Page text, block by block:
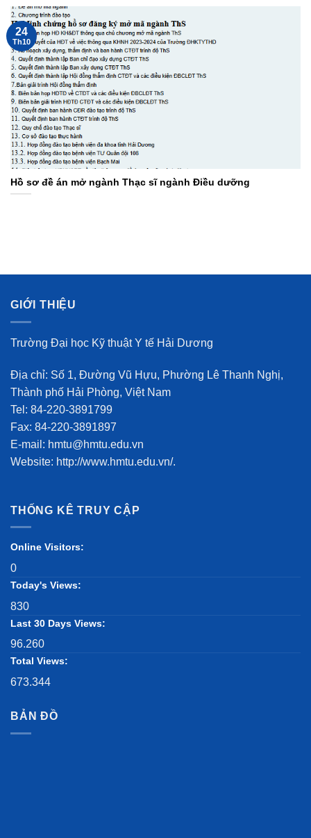
Hồ sơ đề án mở ngành Thạc sĩ ngành Điều dưỡng
24
Th10
GIỚI THIỆU
Trường Đại học Kỹ thuật Y tế Hải Dương
Địa chỉ: Số 1, Đường Vũ Hựu, Phường Lê Thanh Nghị,
Thành phố Hải Phòng, Việt Nam
Tel: 84-220-3891799
Fax: 84-220-3891897
E-mail: hmtu@hmtu.edu.vn
Website: http://www.hmtu.edu.vn/.
THỐNG KÊ TRUY CẬP
Online Visitors:
0
Today's Views:
830
Last 30 Days Views:
96.260
Total Views:
673.344
BẢN ĐỒ